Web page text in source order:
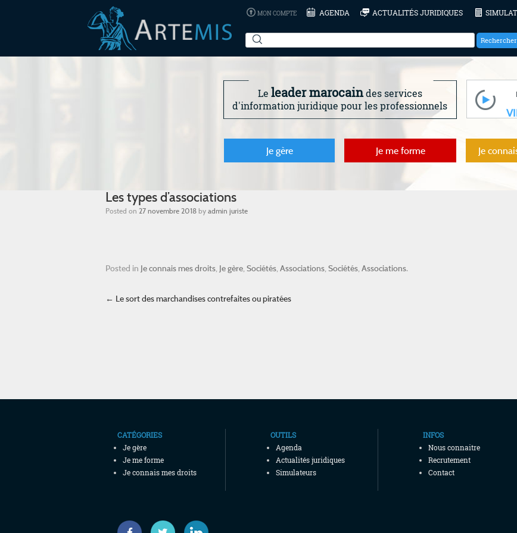
MON COMPTE AGENDA ACTUALITÉS JURIDIQUES
Le leader marocaindes services
d'information juridique pour les professionnels
Je gère Je me forme Je
Les types d’associations
Posted on 27 novembre 2018byadmin juriste
Posted in Je connais mes droits Je gère Sociétés Associations Sociétés Associations.
Post navigation
← Le sort des marchandises contrefaites ou piratées
CATÉGORIES
Je gère
Je me forme
Je connais mes droits
OUTILS
Agenda
Actualités juridiques
Simulateurs
INFOS
Nous connaitre
Recrutement
Contact